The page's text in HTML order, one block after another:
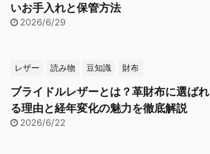
いお手入れと保管方法
2026/6/29
レザー 読み物 豆知識 財布
ブライドルレザーとは？革財布に選ばれ
る理由と経年変化の魅力を徹底解説
2026/6/22